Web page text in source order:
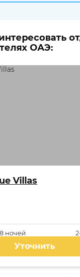
ОАЭ:
Villas
8 ночей
Уточнить